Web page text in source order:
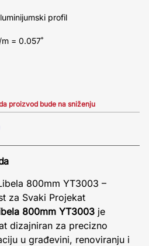
profil
= 0.057˚
proizvod bude na sniženju
800mm YT3003 –
za Svaki Projekat
800mm YT3003 je
dizajniran za precizno
u građevini, renoviranju i